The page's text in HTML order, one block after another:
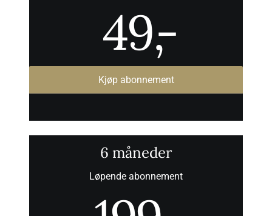
49,-
Kjøp abonnement
6 måneder
Løpende abonnement